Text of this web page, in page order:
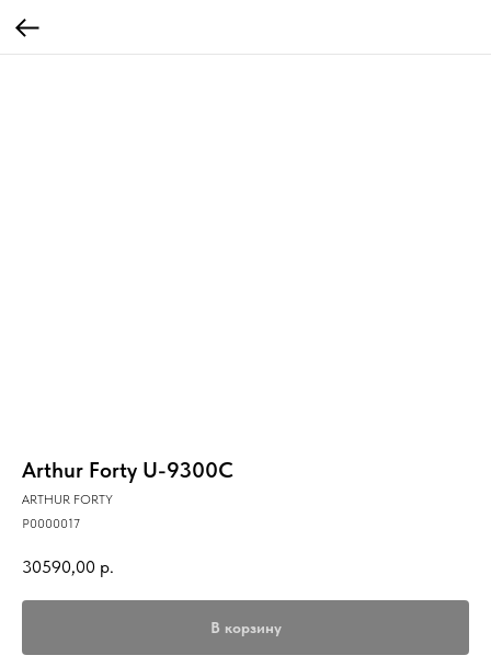
Arthur Forty U-9300C
ARTHUR FORTY
P0000017
30590,00 р.
В корзину